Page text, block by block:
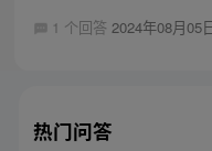
1 个回答 2024年08月05
热门问答